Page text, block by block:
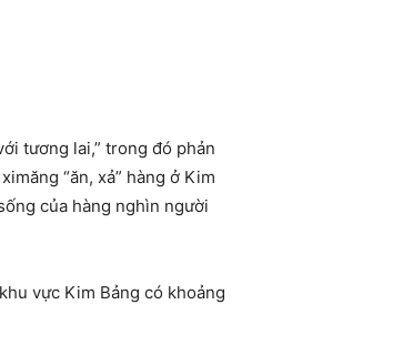
tương lai,” trong đó phản
“ăn, xả” hàng ở Kim
của hàng nghìn người
vực Kim Bảng có khoảng